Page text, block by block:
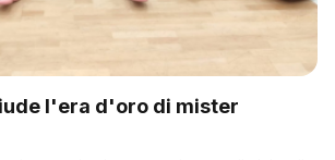
l'era d'oro di mister